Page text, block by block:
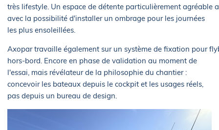
très lifestyle. Un espace de détente particulièrement agréable
avec la possibilité d'installer un ombrage pour les journées
les plus ensoleillées.
Axopar travaille également sur un système de fixation pour
hors-bord. Encore en phase de validation au moment de
l'essai, mais révélateur de la philosophie du chantier :
concevoir les bateaux depuis le cockpit et les usages réels,
pas depuis un bureau de design.